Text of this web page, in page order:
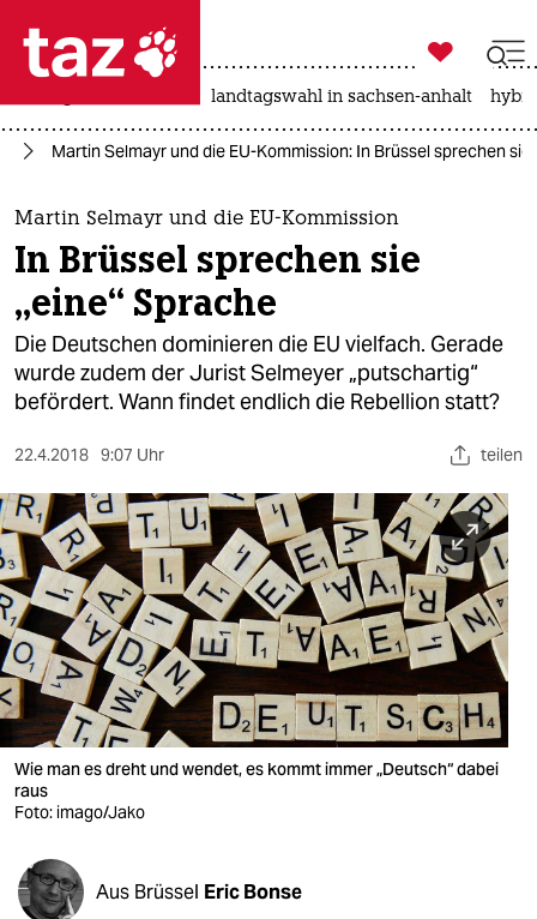
 taz zahl ich
taz zahl ich
themen
politik
öko
gesellschaft
sport
berlin
nord
wahrheit
verlag
verlag
veranstaltungen
fragen & hilfe

taz zahl ich
landtagswahl in sachsen-anhalt
Martin Selmayr und die EU-Kommission: In Brüssel sprechen sie
Martin Selmayr und die EU-Kommission
In Brüssel sprechen sie
„eine“ Sprache
Die Deutschen dominieren die EU vielfach. Gerade
wurde zudem der Jurist Selmeyer „putschartig“
befördert. Wann findet endlich die Rebellion statt?
22.4.2018 9:07 Uhr teilen
Wie man es dreht und wendet, es kommt immer „Deutsch“ dabei
raus
Foto: imago/Jako
Aus Brüssel Eric Bonse